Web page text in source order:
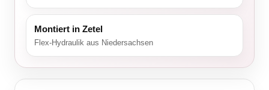
Montiert in Zetel
Flex-Hydraulik aus Niedersachsen